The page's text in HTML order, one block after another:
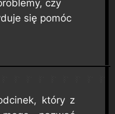
czy
się pomóc
który z